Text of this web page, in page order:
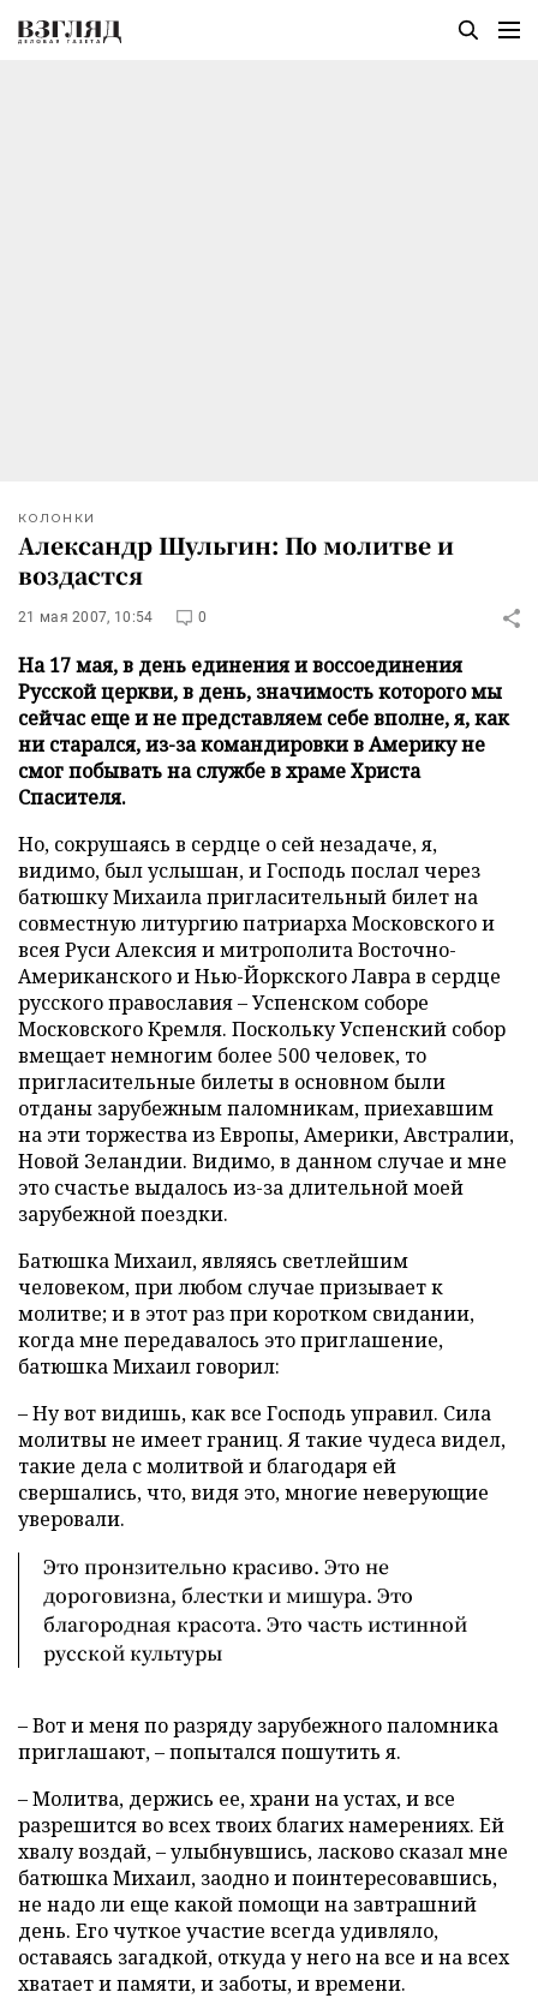
КОЛОНКИ
Александр Шульгин: По молитве и
воздастся
21 мая 2007, 10:54 0
На 17 мая, в день единения и воссоединения
Русской церкви, в день, значимость которого мы
сейчас еще и не представляем себе вполне, я, как
ни старался, из-за командировки в Америку не
смог побывать на службе в храме Христа
Спасителя.
Но, сокрушаясь в сердце о сей незадаче, я,
видимо, был услышан, и Господь послал через
батюшку Михаила пригласительный билет на
совместную литургию патриарха Московского и
всея Руси Алексия и митрополита Восточно-
Американского и Нью-Йоркского Лавра в сердце
русского православия – Успенском соборе
Московского Кремля. Поскольку Успенский собор
вмещает немногим более 500 человек, то
пригласительные билеты в основном были
отданы зарубежным паломникам, приехавшим
на эти торжества из Европы, Америки, Австралии,
Новой Зеландии. Видимо, в данном случае и мне
это счастье выдалось из-за длительной моей
зарубежной поездки.
Батюшка Михаил, являясь светлейшим
человеком, при любом случае призывает к
молитве; и в этот раз при коротком свидании,
когда мне передавалось это приглашение,
батюшка Михаил говорил:
– Ну вот видишь, как все Господь управил. Сила
молитвы не имеет границ. Я такие чудеса видел,
такие дела с молитвой и благодаря ей
свершались, что, видя это, многие неверующие
уверовали.
Это пронзительно красиво. Это не
дороговизна, блестки и мишура. Это
благородная красота. Это часть истинной
русской культуры
– Вот и меня по разряду зарубежного паломника
приглашают, – попытался пошутить я.
– Молитва, держись ее, храни на устах, и все
разрешится во всех твоих благих намерениях. Ей
хвалу воздай, – улыбнувшись, ласково сказал мне
батюшка Михаил, заодно и поинтересовавшись,
не надо ли еще какой помощи на завтрашний
день. Его чуткое участие всегда удивляло,
оставаясь загадкой, откуда у него на все и на всех
хватает и памяти, и заботы, и времени.